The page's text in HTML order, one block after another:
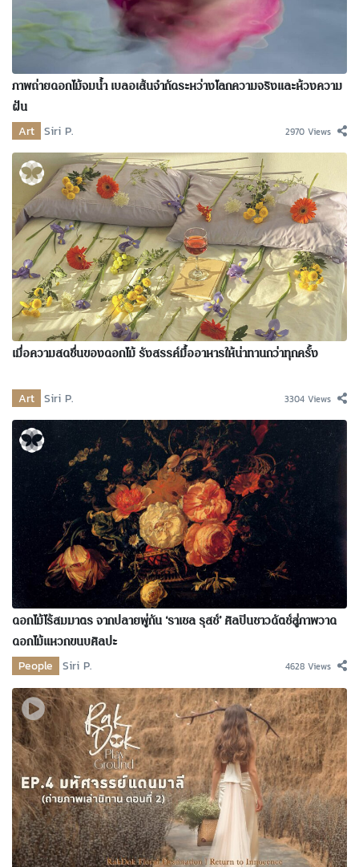
ภาพถ่ายดอกไม้จมน้ำ เบลอเส้นจำกัดระหว่างโลกความจริงและห้วงความ
ฝัน
Art Siri P. 2970 Views
เมื่อความสดชื่นของดอกไม้ รังสรรค์มื้ออาหารให้น่าทานกว่าทุกครั้ง
Art Siri P. 3304 Views
ดอกไม้ไร้สมมาตร จากปลายพู่กัน ‘ราเชล รุสช์’ ศิลปินชาวดัตช์สู่ภาพวาด
ดอกไม้แหวกขนบศิลปะ
People Siri P. 4628 Views